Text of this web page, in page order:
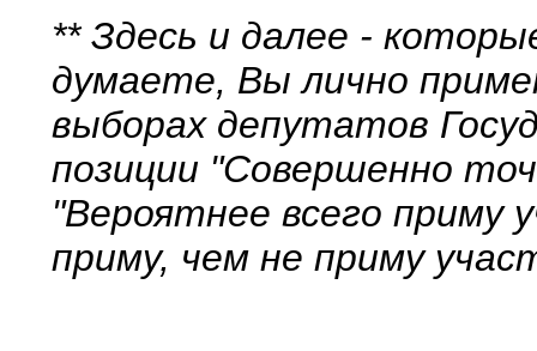
** Здесь и далее -
думаете, Вы лично
выборах депутатов
позиции "Совершенно
"Вероятнее всего приму
приму, чем не приму